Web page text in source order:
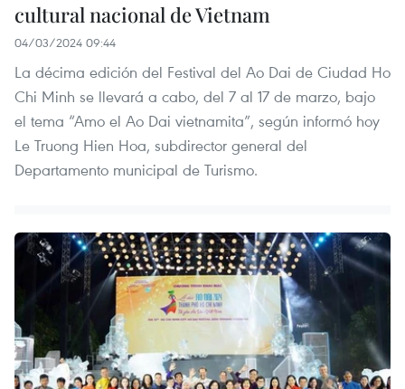
cultural nacional de Vietnam
04/03/2024 09:44
La décima edición del Festival del Ao Dai de Ciudad Ho
Chi Minh se llevará a cabo, del 7 al 17 de marzo, bajo
el tema “Amo el Ao Dai vietnamita”, según informó hoy
Le Truong Hien Hoa, subdirector general del
Departamento municipal de Turismo.